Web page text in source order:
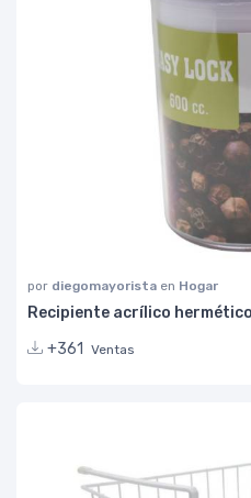
por diegomayorista en Hogar
Recipiente acrílico
+361
Ventas